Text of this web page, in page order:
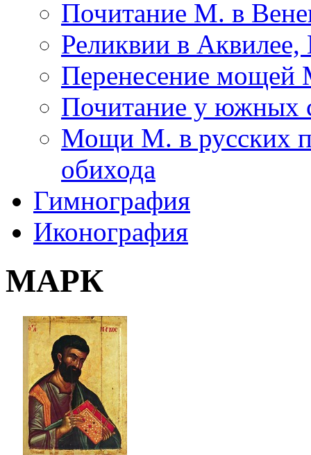
Почитание М. в
Реликвии в
Перенесение мощей
Почитание у южных
Мощи М. в русских
обихода
Гимнография
Иконография
МАРК